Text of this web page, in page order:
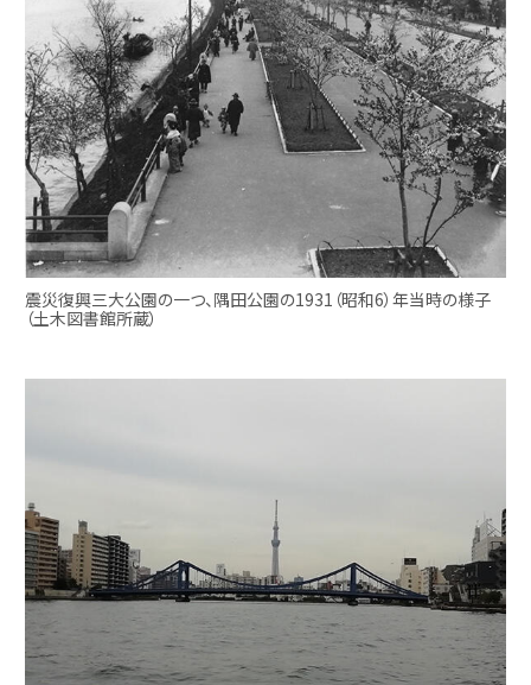
震災復興三大公園の一つ、隅田公園の1931（昭和6）年当時の様子
（土木図書館所蔵）